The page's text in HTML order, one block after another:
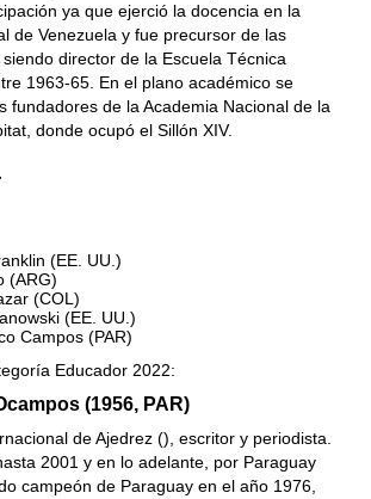
ya que ejerció la docencia en la
de Venezuela y fue precursor de las
director de la Escuela Técnica
1963-65. En el plano académico se
fundadores de la Academia Nacional de la
donde ocupó el Sillón XIV.
(EE. UU.)
(ARG)
(COL)
(EE. UU.)
Campos (PAR)
Educador 2022:
(1956, PAR)
de Ajedrez (), escritor y periodista.
2001 y en lo adelante, por Paraguay
campeón de Paraguay en el año 1976,